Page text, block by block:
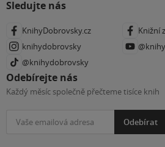
Sledujte nás
KnihyDobrovsky.cz
Knižní
knihydobrovsky
@knihydobrovsky
Odebírejte nás
Každý měsíc společně přečteme tisíce knih
Odebírat